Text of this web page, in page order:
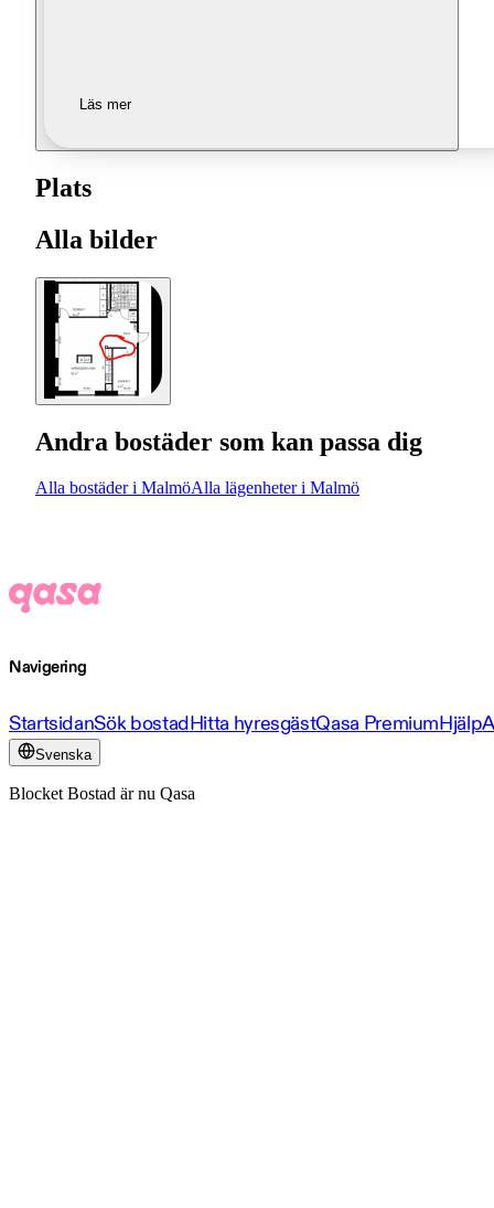
Läs mer
Plats
Alla bilder
Andra bostäder som kan passa dig
Alla bostäder i MalmöAlla lägenheter i Malmö
Navigering
StartsidanSök bostadHitta hyresgästQasa PremiumHjälp
Svenska
Blocket Bostad är nu Qasa